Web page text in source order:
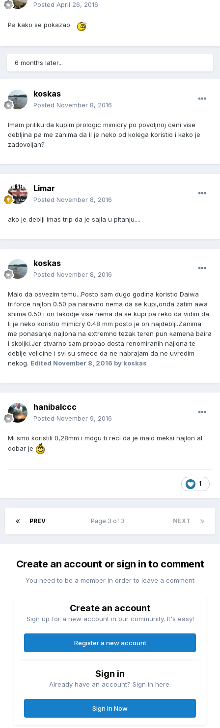
Posted April 26, 2016
Pa kako se pokazao
6 months later...
koskas
Posted November 8, 2016
Imam priliku da kupim prologic mimicry po povoljnoj ceni vise
debljina pa me zanima da li je neko od kolega koristio i kako je
zadovoljan?
Limar
Posted November 8, 2016
ako je deblji imas trip da je sajla u pitanju....
koskas
Posted November 8, 2016
Malo da osvezim temu...Posto sam dugo godina koristio Daiwa
triforce najlon 0.50 pa naravno nema da se kupi,onda zatim awa
shima 0.50 i on takodje vise nema da se kupi pa reko da vidim da
li je neko koristio mimicry 0.48 mm posto je on najdeblji.Zanima
me ponasanje najlona na extremno tezak teren pun kamena baira
i skoljki.Jer stvarno sam probao dosta renomiranih najlona te
deblje velicine i svi su smece da ne nabrajam da ne uvredim
nekog. Edited November 8, 2016 by koskas
hanibalccc
Posted November 9, 2016
Mi smo koristili 0,28mm i mogu ti reci da je malo meksi najlon al
dobar je
1
PREV NEXT
Page 3 of 3
Create an account or sign in to comment
You need to be a member in order to leave a comment
Create an account
Sign up for a new account in our community. It's easy!
Register a new account
Sign in
Already have an account? Sign in here.
Sign In Now